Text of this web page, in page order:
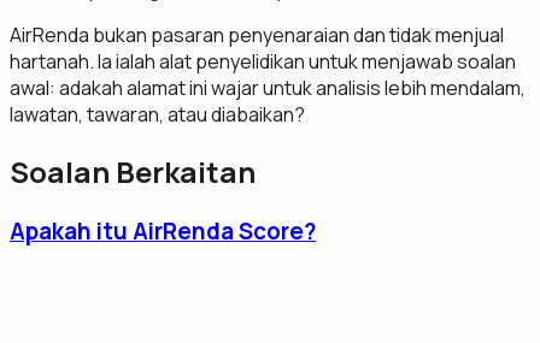
AirRenda bukan pasaran penyenaraian dan tidak menjual
hartanah. Ia ialah alat penyelidikan untuk menjawab soalan
awal: adakah alamat ini wajar untuk analisis lebih mendalam,
lawatan, tawaran, atau diabaikan?
Soalan Berkaitan
Apakah itu AirRenda Score?